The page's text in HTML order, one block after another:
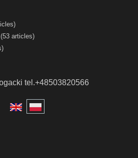
(53 articles)
tel.+48503820566